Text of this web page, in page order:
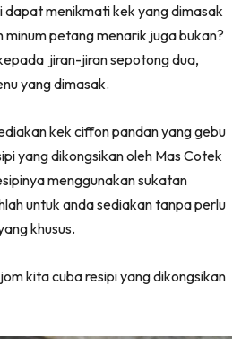
(Twitter)
menikmati kek yang dimasak
minum petang menarik juga bukan?
jiran-jiran sepotong dua,
yang dimasak.
kek ciffon pandan yang gebu
yang dikongsikan oleh Mas Cotek
menggunakan sukatan
untuk anda sediakan tanpa perlu
khusus.
kita cuba resipi yang dikongsikan